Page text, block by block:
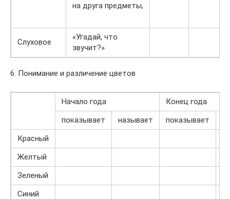
на друга предметы,
Слуховое
«Угадай, что
звучит?»
6. Понимание и различение цветов
Начало года
Конец года
показывает
называет показывает
Красный
Желтый
Зеленый
Синий